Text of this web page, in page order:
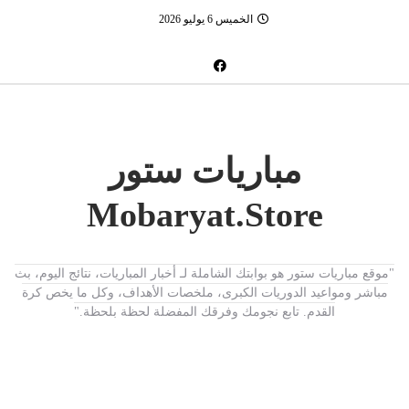
الخميس 6 يوليو 2026
مباريات ستور
Mobaryat.Store
"موقع مباريات ستور هو بوابتك الشاملة لـ أخبار المباريات، نتائج اليوم، بث
مباشر ومواعيد الدوريات الكبرى، ملخصات الأهداف، وكل ما يخص كرة
القدم. تابع نجومك وفرقك المفضلة لحظة بلحظة."